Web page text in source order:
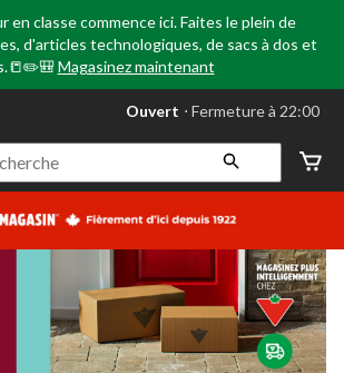
classe commence ici. Faites le plein de
d'articles technologiques, de sacs à dos et
Magasinez maintenant
votre
préféré
Leduc,
AB,
courament
Fermeture
à
22:00
cliquer
pour
changer
Ouvert ⋅ Fermeture à 22:00